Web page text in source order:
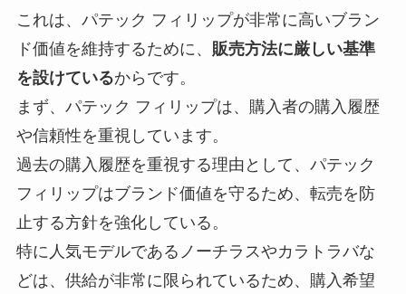
これは、パテック フィリップが非常に高いブラン
ド価値を維持するために、 販売方法に厳しい基準
を設けているからです。
まず、パテック フィリップは、購入者の購入履歴
や信頼性を重視しています。
過去の購入履歴を重視する理由として、パテック
フィリップはブランド価値を守るため、転売を防
止する方針を強化している。
特に人気モデルであるノーチラスやカラトラバな
どは、供給が非常に限られているため、購入希望